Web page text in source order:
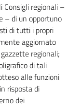
Consigli regionali –
– di un opportuno
di tutti i propri
aggiornato
regionali;
di tali
alle funzioni
risposta di
dei